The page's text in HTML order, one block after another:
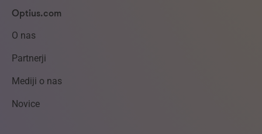
Optius.com
O nas
Partnerji
Mediji o nas
Novice